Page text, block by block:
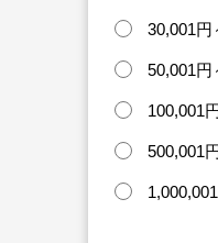
30,001円
50,001円
100,001
500,001